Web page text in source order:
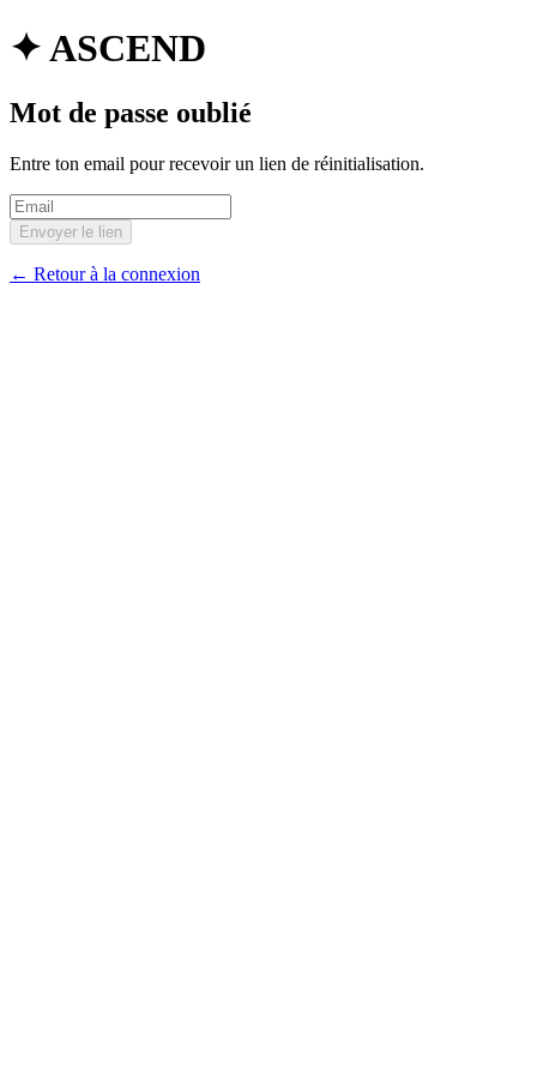
✦ ASCEND
Mot de passe oublié
Entre ton email pour recevoir un lien de réinitialisation.
Envoyer le lien
← Retour à la connexion